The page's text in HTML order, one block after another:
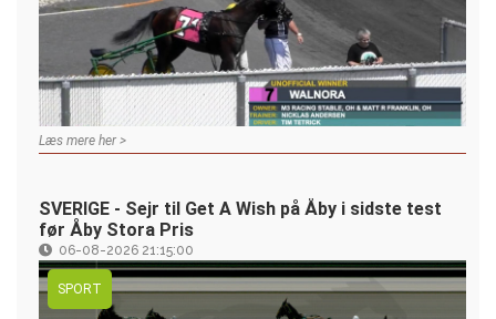
Læs mere her >
SVERIGE - Sejr til Get A Wish på Åby i sidste test
før Åby Stora Pris
06-08-2026 21:15:00
SPORT